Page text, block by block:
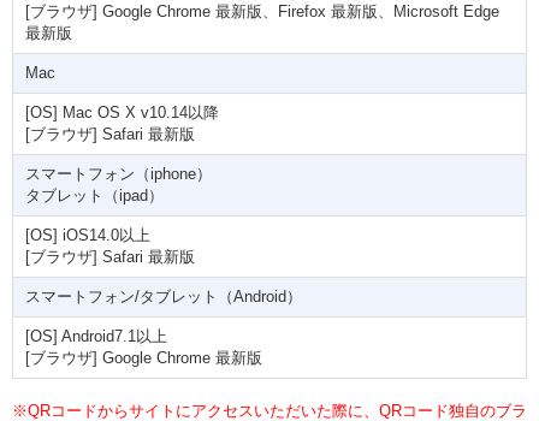
[ブラウザ] Google Chrome 最新版、Firefox 最新版、Microsoft Edge
最新版
Mac
[OS] Mac OS X v10.14以降
[ブラウザ] Safari 最新版
スマートフォン（iphone）
タブレット（ipad）
[OS] iOS14.0以上
[ブラウザ] Safari 最新版
スマートフォン/タブレット（Android）
[OS] Android7.1以上
[ブラウザ] Google Chrome 最新版
※QRコードからサイトにアクセスいただいた際に、QRコード独自のブラ